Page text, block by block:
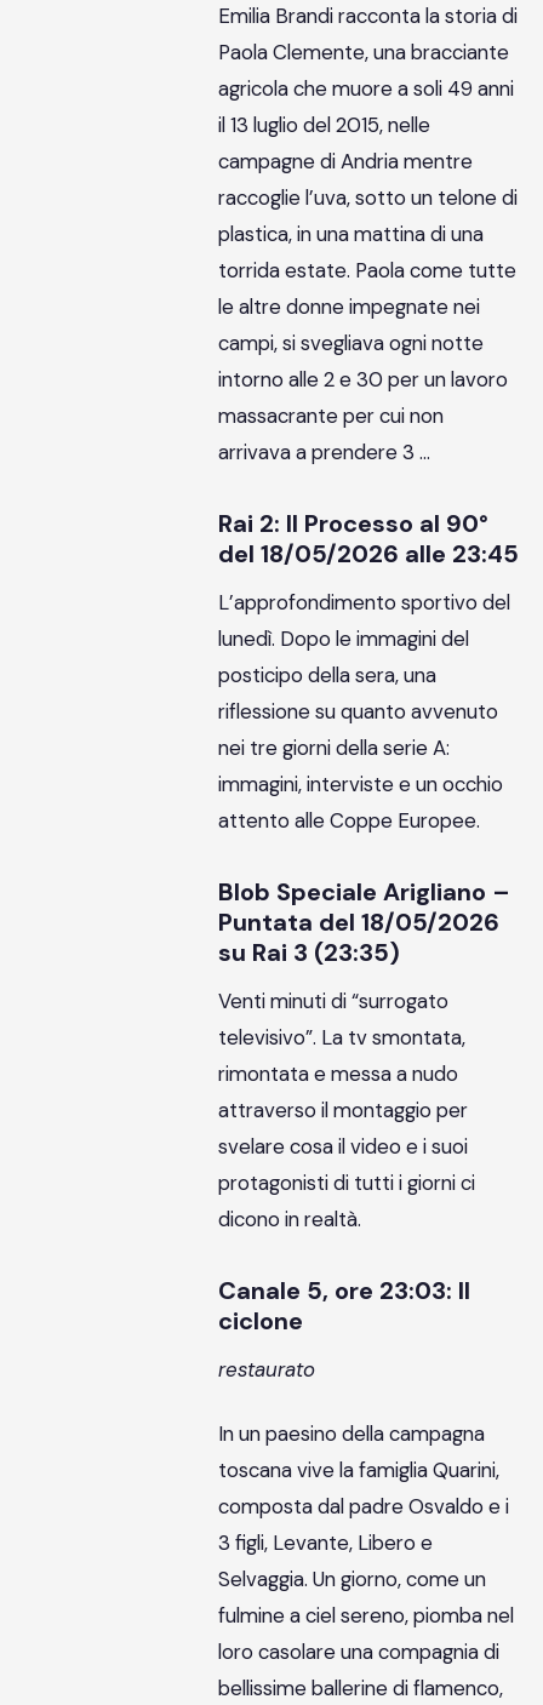
Emilia Brandi racconta la storia di
Paola Clemente, una bracciante
agricola che muore a soli 49 anni
il 13 luglio del 2015, nelle
campagne di Andria mentre
raccoglie l’uva, sotto un telone di
plastica, in una mattina di una
torrida estate. Paola come tutte
le altre donne impegnate nei
campi, si svegliava ogni notte
intorno alle 2 e 30 per un lavoro
massacrante per cui non
arrivava a prendere 3 …
Rai 2: Il Processo al 90°
del 18/05/2026 alle 23:45
L’approfondimento sportivo del
lunedì. Dopo le immagini del
posticipo della sera, una
riflessione su quanto avvenuto
nei tre giorni della serie A:
immagini, interviste e un occhio
attento alle Coppe Europee.
Blob Speciale Arigliano –
Puntata del 18/05/2026
su Rai 3 (23:35)
Venti minuti di “surrogato
televisivo”. La tv smontata,
rimontata e messa a nudo
attraverso il montaggio per
svelare cosa il video e i suoi
protagonisti di tutti i giorni ci
dicono in realtà.
Canale 5, ore 23:03: Il
ciclone
restaurato
In un paesino della campagna
toscana vive la famiglia Quarini,
composta dal padre Osvaldo e i
3 figli, Levante, Libero e
Selvaggia. Un giorno, come un
fulmine a ciel sereno, piomba nel
loro casolare una compagnia di
bellissime ballerine di flamenco,